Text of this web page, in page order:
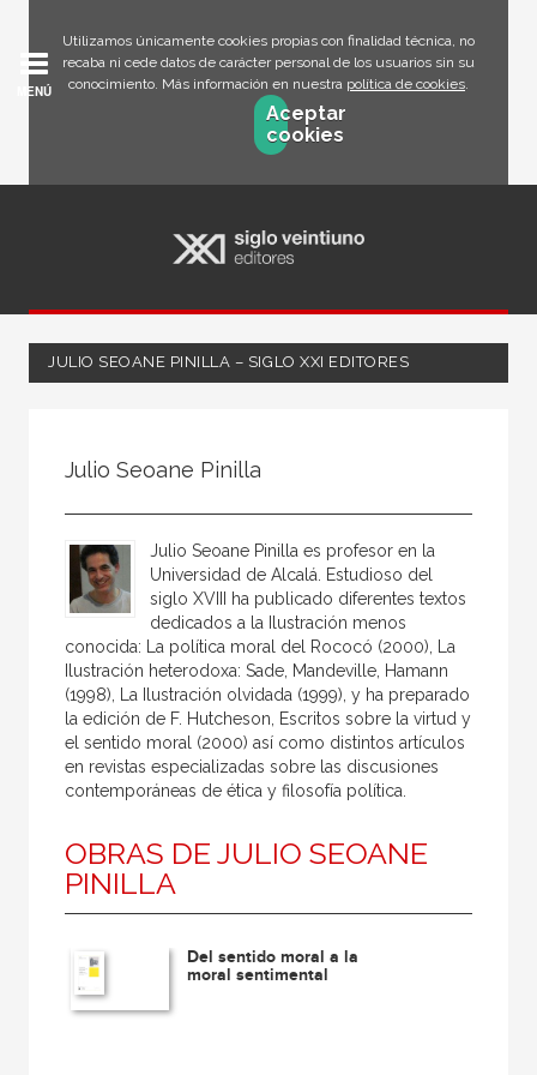
Utilizamos únicamente cookies propias con finalidad técnica, no
recaba ni cede datos de carácter personal de los usuarios sin su
conocimiento. Más información en nuestra política de cookies.
Aceptar
cookies
MENÚ
JULIO SEOANE PINILLA – SIGLO XXI EDITORES
Julio Seoane Pinilla
Julio Seoane Pinilla es profesor en la
Universidad de Alcalá. Estudioso del
siglo XVIII ha publicado diferentes textos
dedicados a la Ilustración menos
conocida: La política moral del Rococó (2000), La
Ilustración heterodoxa: Sade, Mandeville, Hamann
(1998), La Ilustración olvidada (1999), y ha preparado
la edición de F. Hutcheson, Escritos sobre la virtud y
el sentido moral (2000) así como distintos artículos
en revistas especializadas sobre las discusiones
contemporáneas de ética y filosofía política.
OBRAS DE JULIO SEOANE
PINILLA
Del sentido moral a la
moral sentimental